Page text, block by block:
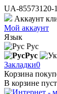
UA-85573120-1
Аккаунт
Мой аккаунт
Язык
Рус
Рус
Закладки0
Корзина
В корзине